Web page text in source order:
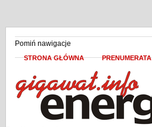
Pomiń nawigacje
STRONA GŁÓWNA PRENUMERATA